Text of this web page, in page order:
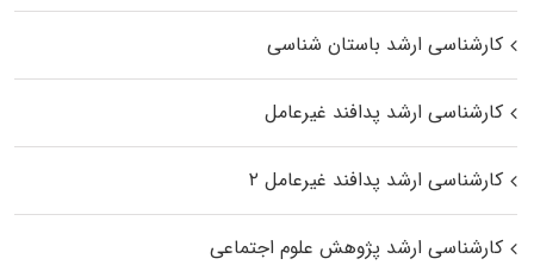
کارشناسی ارشد باستان شناسی
کارشناسی ارشد پدافند غیرعامل
کارشناسی ارشد پدافند غیرعامل ۲
کارشناسی ارشد پژوهش علوم اجتماعی